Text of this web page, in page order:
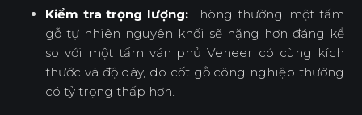
Kiểm tra trọng lượng:Thông thường, một tấm
gỗ tự nhiên nguyên khối sẽ nặng hơn đáng kể
so với một tấm ván phủ Veneer có cùng kích
thước và độ dày, do cốt gỗ công nghiệp thường
có tỷ trọng thấp hơn.